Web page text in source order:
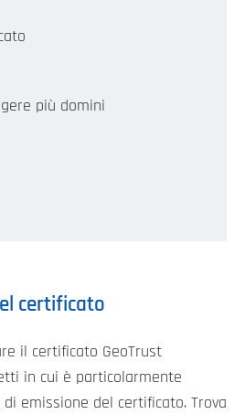
più domini
certificato
il certificato GeoTrust
in cui è particolarmente
emissione del certificato. Trova